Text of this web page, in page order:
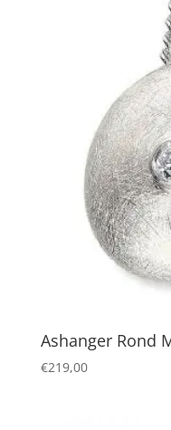
Ashanger Rond
€219,00